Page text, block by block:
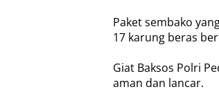
Paket sembako
17 karung beras
Giat Baksos Polri
aman dan lancar.